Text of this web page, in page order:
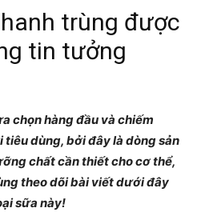
trùng được
tin tưởng
chọn hàng đầu và chiếm
dùng, bởi đây là dòng sản
chất cần thiết cho cơ thể,
theo dõi bài viết dưới đây
sữa này!